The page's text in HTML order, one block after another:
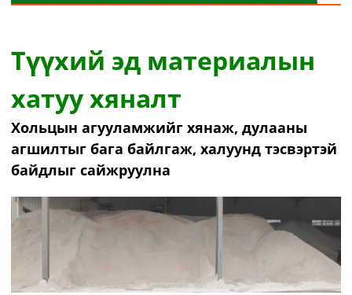
Түүхий эд материалын
хатуу хяналт
Хольцын агууламжийг хянаж, дулааны
агшилтыг бага байлгаж, халуунд тэсвэртэй
байдлыг сайжруулна